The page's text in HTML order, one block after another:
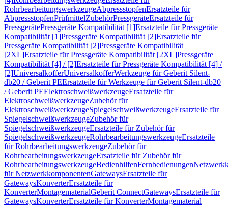
RohrbearbeitungswerkzeugeAbpressstopfenErsatzteile für
AbpressstopfenPrüfmittelZubehörPressgeräteErsatzteile für
PressgerätePressgeräte Kompatibilität [1]Ersatzteile für Pressgeräte
Kompatibilität [1]Pressgeräte Kompatibilität [2]Ersatzteile für
Pressgeräte Kompatibilität [2]Pressgeräte Kompatibilität
[2XL]Ersatzteile für Pressgeräte Kompatibilität [2XL]Pressgeräte
Kompatibilität [4] / [2]Ersatzteile für Pressgeräte Kompatibilität [4] /
[2]UniversalkofferUniversalkofferWerkzeuge für Geberit Silent-
db20 / Geberit PEErsatzteile für Werkzeuge für Geberit Silent-db20
/ Geberit PEElektroschweißwerkzeugeErsatzteile für
ElektroschweißwerkzeugeZubehör für
ElektroschweißwerkzeugeSpiegelschweißwerkzeugeErsatzteile für
SpiegelschweißwerkzeugeZubehör für
SpiegelschweißwerkzeugeErsatzteile für Zubehör für
SpiegelschweißwerkzeugeRohrbearbeitungswerkzeugeErsatzteile
für RohrbearbeitungswerkzeugeZubehör für
RohrbearbeitungswerkzeugeErsatzteile für Zubehör für
RohrbearbeitungswerkzeugeBedienhilfenFernbedienungen
für NetzwerkkomponentenGatewaysErsatzteile für
GatewaysKonverterErsatzteile für
KonverterMontagematerialGeberit ConnectGatewaysErsatzteile für
GatewaysKonverterErsatzteile für KonverterMontagematerial